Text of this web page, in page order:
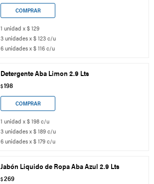
1 unidad x $ 129
3 unidades x $ 123 c/u
6 unidades x $ 116 c/u
Detergente Aba Limon 2.9 Lts
$198
1 unidad x $ 198 c/u
3 unidades x $ 189 c/u
6 unidades x $ 179 c/u
Jabón Liquido de Ropa Aba Azul 2.9 Lts
$269